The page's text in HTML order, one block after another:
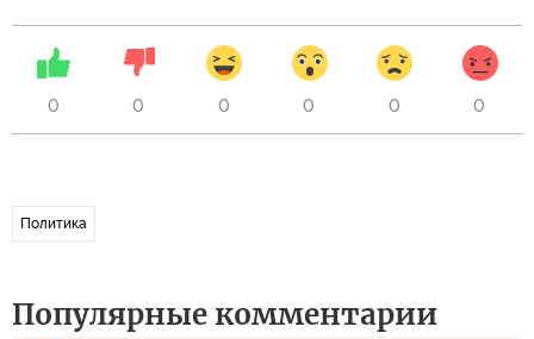
0 0 0 0 0 0
Политика
Популярные комментарии